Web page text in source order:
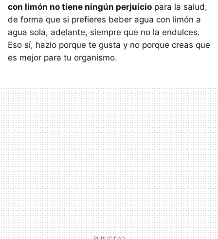
con limón no tiene ningún perjuicio para la salud,
de forma que si prefieres beber agua con limón a
agua sola, adelante, siempre que no la endulces.
Eso sí, hazlo porque te gusta y no porque creas que
es mejor para tu organismo.